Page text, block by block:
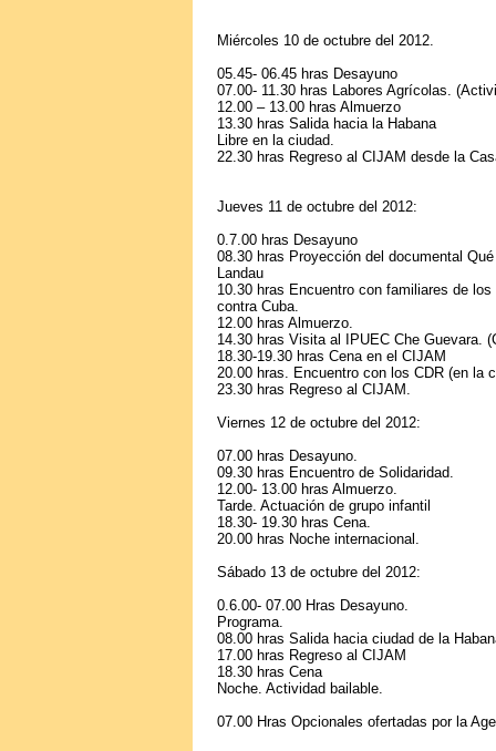
Miércoles 10 de octubre del 2012.
05.45- 06.45 hras Desayuno
07.00- 11.30 hras Labores Agrícolas.
12.00 – 13.00 hras Almuerzo
13.30 hras Salida hacia la Habana
Libre en la ciudad.
22.30 hras Regreso al CIJAM desde la
Jueves 11 de octubre del 2012:
0.7.00 hras Desayuno
08.30 hras Proyección del documental
Landau
10.30 hras Encuentro con familiares de
contra Cuba.
12.00 hras Almuerzo.
14.30 hras Visita al IPUEC Che Guevara.
18.30-19.30 hras Cena en el CIJAM
20.00 hras. Encuentro con los CDR (en la
23.30 hras Regreso al CIJAM.
Viernes 12 de octubre del 2012:
07.00 hras Desayuno.
09.30 hras Encuentro de Solidaridad.
12.00- 13.00 hras Almuerzo.
Tarde. Actuación de grupo infantil
18.30- 19.30 hras Cena.
20.00 hras Noche internacional.
Sábado 13 de octubre del 2012:
0.6.00- 07.00 Hras Desayuno.
Programa.
08.00 hras Salida hacia ciudad de la
17.00 hras Regreso al CIJAM
18.30 hras Cena
Noche. Actividad bailable.
07.00 Hras Opcionales ofertadas por la